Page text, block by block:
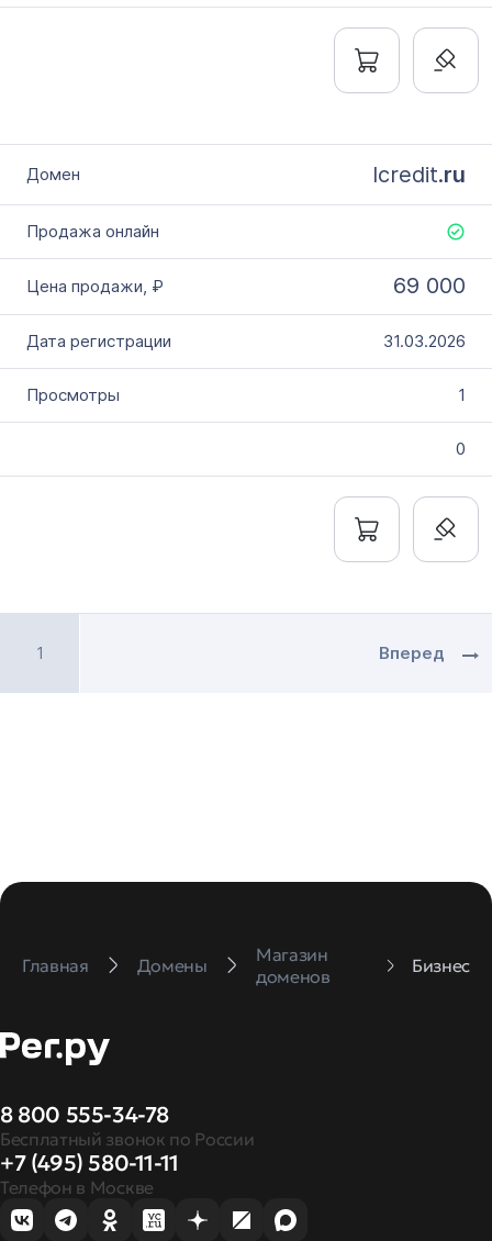
lcredit.ru
69 000
31.03.2026
1
0
1 Вперед
Главная Домены
Магазин
доменов
Бизнес
8 800 555-34-78
Бесплатный звонок по России
+7 (495) 580-11-11
Телефон в Москве